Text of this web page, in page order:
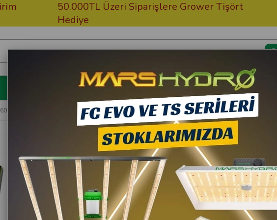
50.000TL Üzeri Siparişlere Grower Tişört
Hediye
Kargom Nerede? Bitki Besin
600W Elektronik Balastlı Shp/Hps & Mh Set
Grow Wizard
600W Elektronik
10
8.616,54 TL
7.754,89 TL